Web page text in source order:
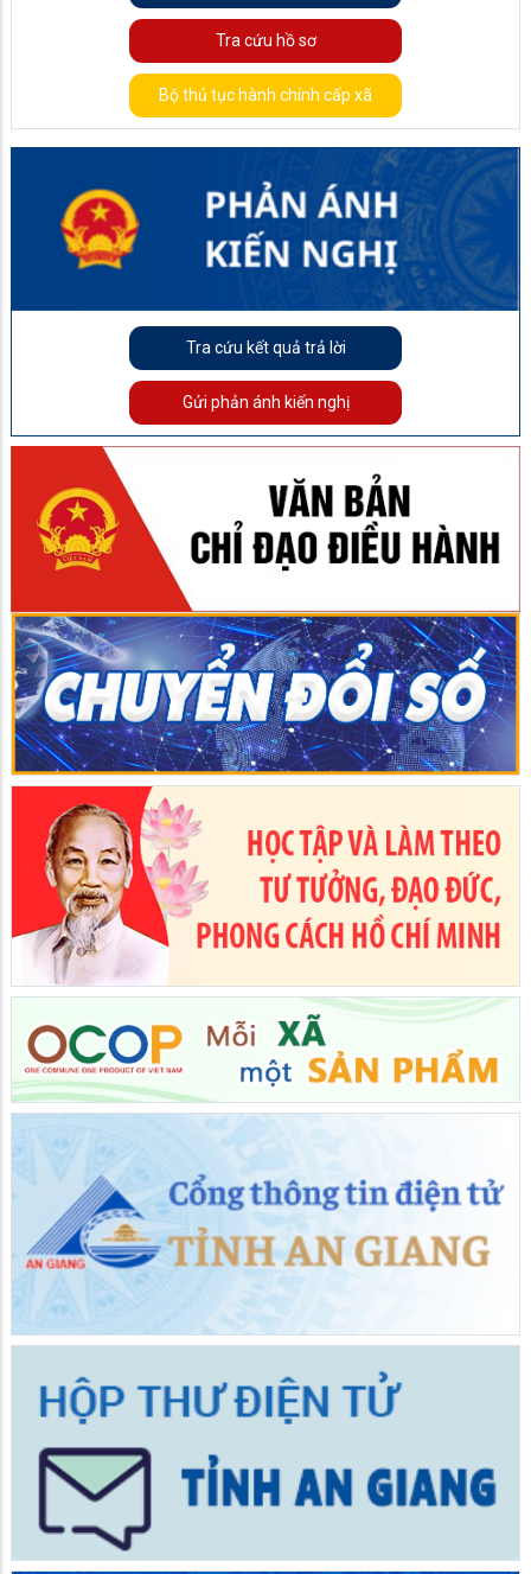
Tra cứu hồ sơ
Bộ thủ tục hành chính cấp xã
Tra cứu kết quả trả lời
Gửi phản ánh kiến nghị